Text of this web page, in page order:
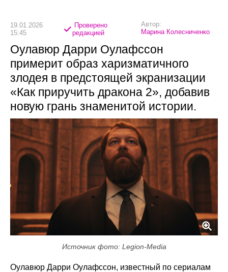
19.01.2026
15:45
Проверено
редакцией
Автор:
Марина Колесниченко
Оулавюр Дарри Оулафссон
примерит образ харизматичного
злодея в предстоящей экранизации
«Как приручить дракона 2», добавив
новую грань знаменитой истории.
Источник фото: Legion-Media
Оулавюр Дарри Оулафссон, известный по сериалам